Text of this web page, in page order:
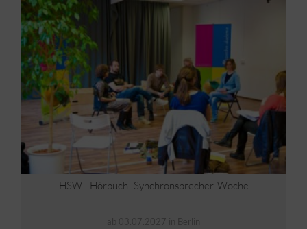
HSW - Hörbuch- Synchronsprecher-Woche
ab 03.07.2027 in Berlin